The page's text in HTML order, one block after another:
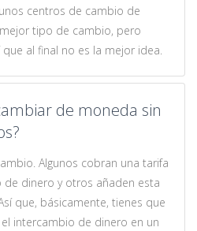
centros de cambio de
tipo de cambio, pero
al final no es la mejor idea.
de moneda sin
Algunos cobran una tarifa
dinero y otros añaden esta
que, básicamente, tienes que
intercambio de dinero en un